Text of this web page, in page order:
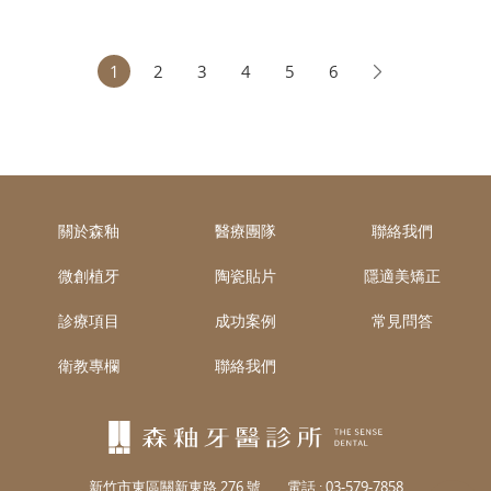
1 2 3 4 5 6
關於森釉 醫療團隊 聯絡我們
微創植牙 陶瓷貼片 隱適美矯正
診療項目 成功案例 常見問答
衛教專欄 聯絡我們
新竹市東區關新東路 276 號 電話 :03-579-7858